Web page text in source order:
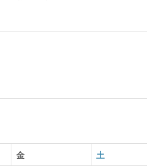
金 土